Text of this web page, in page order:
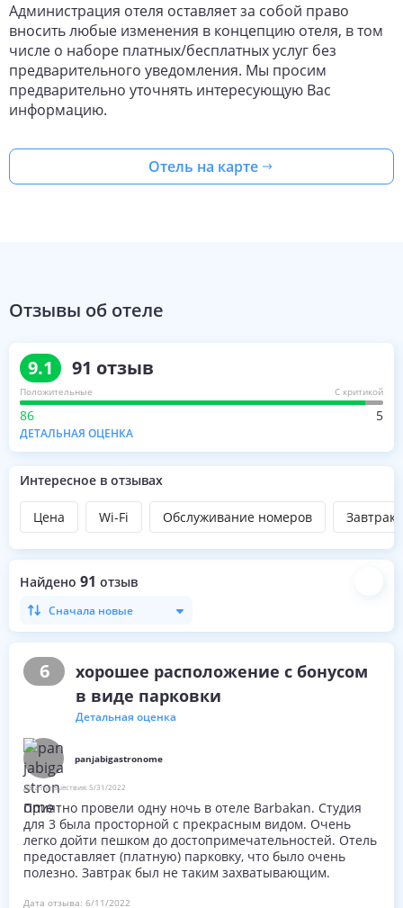
Администрация отеля оставляет за собой право
вносить любые изменения в концепцию отеля, в том
числе о наборе платных/бесплатных услуг без
предварительного уведомления. Мы просим
предварительно уточнять интересующую Вас
информацию.
Отель на карте
Отзывы об отеле
9.1 91 отзыв
Положительные С критикой
86 5
ДЕТАЛЬНАЯ ОЦЕНКА
Интересное в отзывах
Цена Wi-Fi Обслуживание номеров Завтраки
Найдено 91 отзыв
Сначала новые
6
хорошее расположение с бонусом
в виде парковки
Детальная оценка
panjabigastronome
Дата путешествия:5/31/2022
Приятно провели одну ночь в отеле Barbakan. Студия
для 3 была просторной с прекрасным видом. Очень
легко дойти пешком до достопримечательностей. Отель
предоставляет (платную) парковку, что было очень
полезно. Завтрак был не таким захватывающим.
Дата отзыва: 6/11/2022